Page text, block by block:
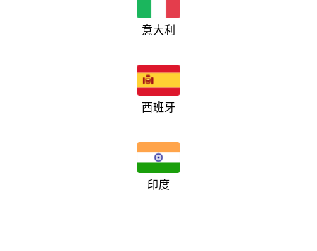
意大利
西班牙
印度